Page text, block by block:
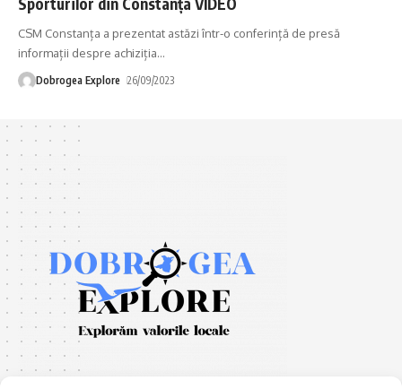
CSM Constanța a prezentat astăzi într-o conferință de presă
informații despre achiziția…
Dobrogea Explore 26/09/2023